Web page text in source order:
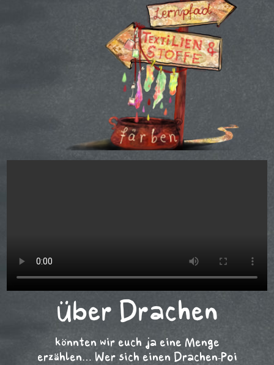
Über Drachen
könnten wir euch ja eine Menge
erzählen… Wer sich einen Drachen-Poi